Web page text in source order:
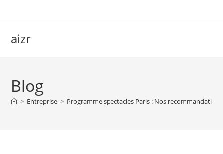
aizr
Blog
> Entreprise > Programme spectacles Paris : Nos